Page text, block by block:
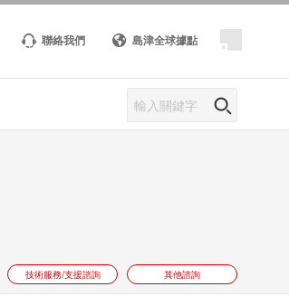
聯絡我們 島津全球據點
技術服務/支援諮詢 其他諮詢